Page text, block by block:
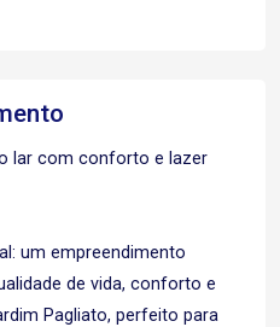
lar com conforto e lazer
um empreendimento
de vida, conforto e
Pagliato, perfeito para